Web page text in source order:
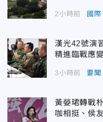
2小時前 國際
漢光42號演
精進臨戰應變
3小時前 要聞
黃嫈珺轉戰
咖相挺、侯